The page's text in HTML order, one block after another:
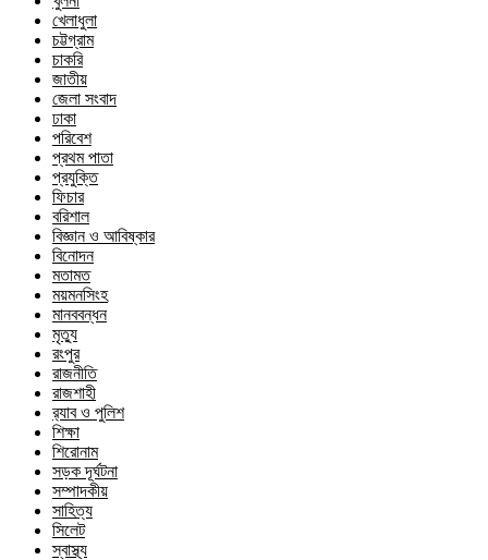
খেলাধুলা
চট্টগ্রাম
চাকরি
জাতীয়
জেলা সংবাদ
ঢাকা
পরিবেশ
প্রথম পাতা
প্রযুক্তি
ফিচার
বরিশাল
বিজ্ঞান ও আবিষ্কার
বিনোদন
মতামত
ময়মনসিংহ
মানববন্ধন
মৃত্যু
রংপুর
রাজনীতি
রাজশাহী
র‍্যাব ও পুলিশ
শিক্ষা
শিরোনাম
সড়ক দূর্ঘটনা
সম্পাদকীয়
সাহিত্য
সিলেট
স্বাস্থ্য